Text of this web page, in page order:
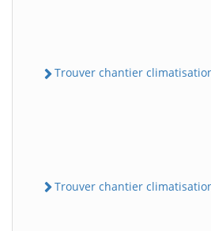
Trouver chantier
Trouver chantier climatisation